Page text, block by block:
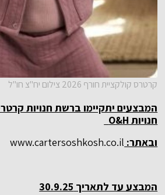
קרטרס קולקציית חורף 2026 צילום יח"צ חו"ל
המבצעים יתקיימו ברשת חנויות
חנויות
O&H
ובאתר: www.cartersoshkosh.co.il
המבצע עד לתאריך 30.9.25